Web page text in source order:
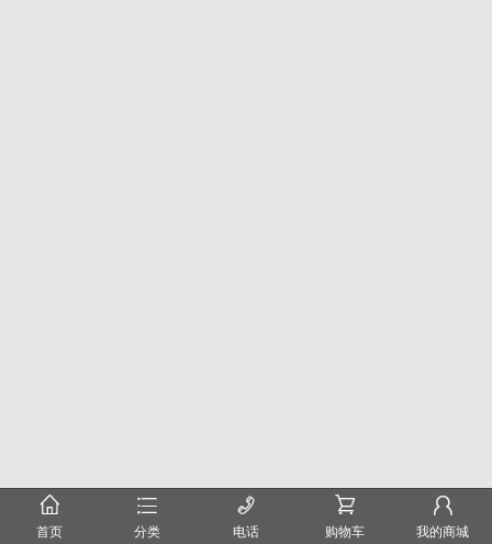
󰂠
首页
󰂦
分类
󰄫
电话
󰂟
购物车
󰂢
我的商城